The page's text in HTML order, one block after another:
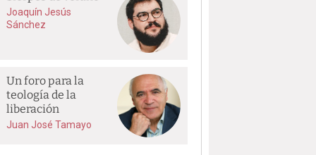
Joaquín Jesús
Sánchez
Un foro para la
teología de la
liberación
Juan José Tamayo